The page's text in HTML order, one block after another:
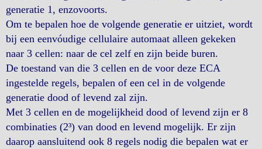
generatie 1, enzovoorts.
Om te bepalen hoe de volgende generatie er uitziet, wordt
bij een eenvóudige cellulaire automaat alleen gekeken
naar 3 cellen: naar de cel zelf en zijn beide buren.
De toestand van die 3 cellen en de voor deze ECA
ingestelde regels, bepalen of een cel in de volgende
generatie dood of levend zal zijn.
Met 3 cellen en de mogelijkheid dood of levend zijn er 8
combinaties (2³) van dood en levend mogelijk. Er zijn
daarop aansluitend ook 8 regels nodig die bepalen wat er